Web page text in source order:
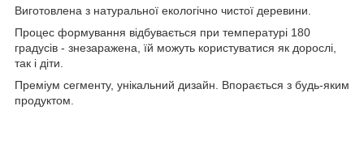
Виготовлена з натуральної екологічно чистої деревини.
Процес формування відбувається при температурі 180
градусів - знезаражена, їй можуть користуватися як дорослі,
так і діти.
Преміум сегменту, унікальний дизайн. Впорається з будь-яким
продуктом.